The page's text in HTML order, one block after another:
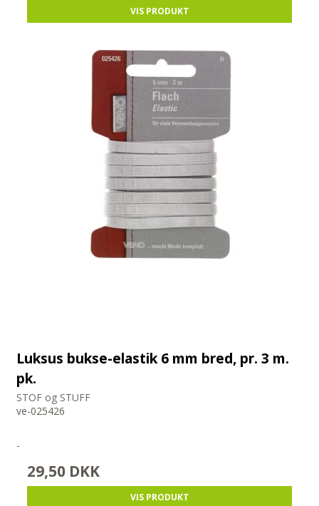
VIS PRODUKT
Luksus bukse-elastik 6 mm bred, pr. 3 m.
pk.
STOF og STUFF
ve-025426
-
29,50 DKK
VIS PRODUKT